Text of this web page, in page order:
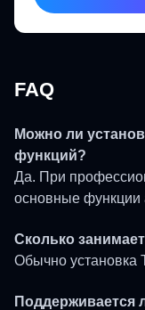
FAQ
Можно ли
функций?
Да. При
основные функции
Сколько
Обычно установка
Поддерживается